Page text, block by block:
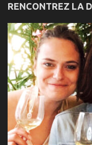
RENCONTREZ LA